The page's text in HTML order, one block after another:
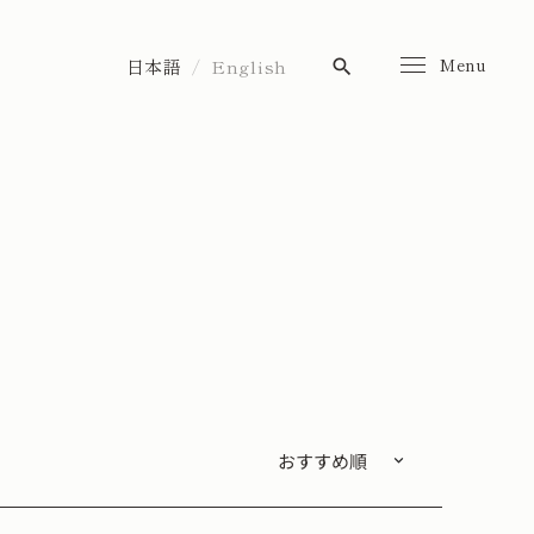
Menu
日本語 English search